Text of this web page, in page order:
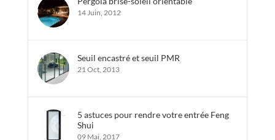
14 Juin, 2012
Seuil encastré et seuil PMR
21 Oct, 2013
5 astuces pour rendre votre entrée Feng
Shui
09 Mai, 2017